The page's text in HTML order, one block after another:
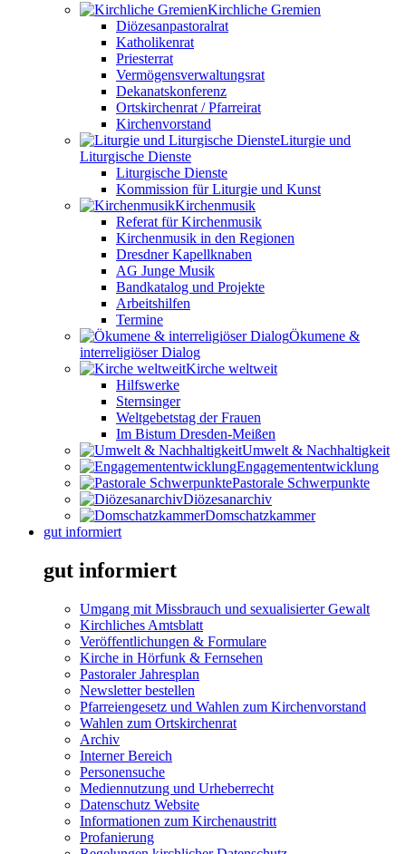
Kirchliche Gremien
Diözesanpastoralrat
Katholikenrat
Priesterrat
Vermögensverwaltungsrat
Dekanatskonferenz
Ortskirchenrat / Pfarreirat
Kirchenvorstand
Liturgie und
Liturgische Dienste
Liturgische Dienste
Kommission für Liturgie und Kunst
Kirchenmusik
Referat für Kirchenmusik
Kirchenmusik in den Regionen
Dresdner Kapellknaben
AG Junge Musik
Bandkatalog und Projekte
Arbeitshilfen
Termine
Ökumene &
interreligiöser Dialog
Kirche weltweit
Hilfswerke
Sternsinger
Weltgebetstag der Frauen
Im Bistum Dresden-Meißen
Umwelt & Nachhaltigkeit
Engagemententwicklung
Pastorale Schwerpunkte
Diözesanarchiv
Domschatzkammer
gut informiert
gut informiert
Umgang mit Missbrauch und sexualisierter Gewalt
Kirchliches Amtsblatt
Veröffentlichungen & Formulare
Kirche in Hörfunk & Fernsehen
Pastoraler Jahresplan
Newsletter bestellen
Pfarreiengesetz und Wahlen zum Kirchenvorstand
Wahlen zum Ortskirchenrat
Archiv
Interner Bereich
Personensuche
Mediennutzung und Urheberrecht
Datenschutz Website
Informationen zum Kirchenaustritt
Profanierung